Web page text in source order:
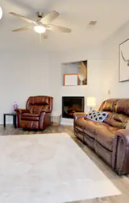
z kategorii Wybór gości